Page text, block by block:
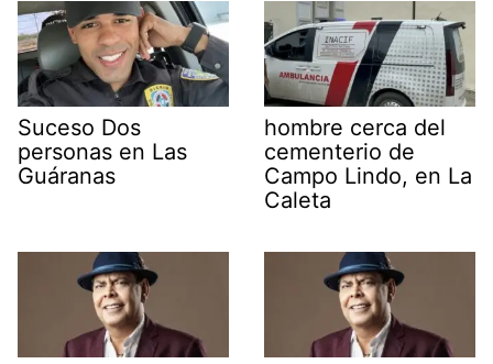
Suceso Dos
personas en Las
Guáranas
hombre cerca del
cementerio de
Campo Lindo, en La
Caleta